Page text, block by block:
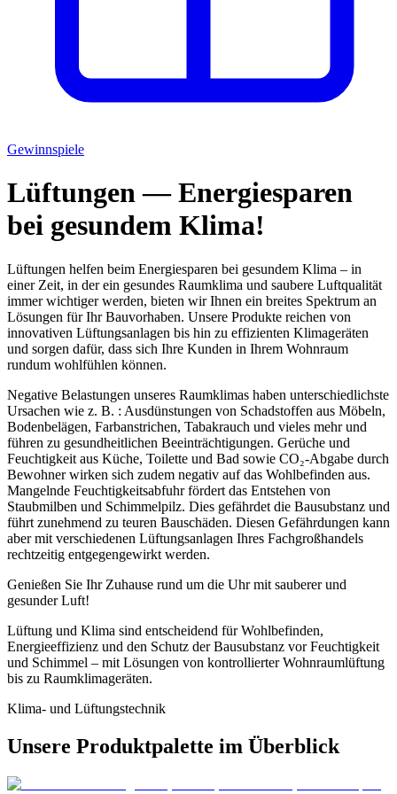
Gewinnspiele
Lüftungen — Energiesparen
bei gesundem Klima!
Lüftungen helfen beim Energiesparen bei gesundem Klima – in
einer Zeit, in der ein gesundes Raumklima und saubere Luftqualität
immer wichtiger werden, bieten wir Ihnen ein breites Spektrum an
Lösungen für Ihr Bauvorhaben. Unsere Produkte reichen von
innovativen Lüftungsanlagen bis hin zu effizienten Klimageräten
und sorgen dafür, dass sich Ihre Kunden in Ihrem Wohnraum
rundum wohlfühlen können.
Negative Belastungen unseres Raumklimas haben unterschiedlichste
Ursachen wie z. B. : Ausdünstungen von Schadstoffen aus Möbeln,
Bodenbelägen, Farbanstrichen, Tabakrauch und vieles mehr und
führen zu gesundheitlichen Beeinträchtigungen. Gerüche und
Feuchtigkeit aus Küche, Toilette und Bad sowie CO₂-Abgabe durch
Bewohner wirken sich zudem negativ auf das Wohlbefinden aus.
Mangelnde Feuchtigkeitsabfuhr fördert das Entstehen von
Staubmilben und Schimmelpilz. Dies gefährdet die Bausubstanz und
führt zunehmend zu teuren Bauschäden. Diesen Gefährdungen kann
aber mit verschiedenen Lüftungsanlagen Ihres Fachgroßhandels
rechtzeitig entgegengewirkt werden.
Genießen Sie Ihr Zuhause rund um die Uhr mit sauberer und
gesunder Luft!
Lüftung und Klima sind entscheidend für Wohlbefinden,
Energieeffizienz und den Schutz der Bausubstanz vor Feuchtigkeit
und Schimmel – mit Lösungen von kontrollierter Wohnraumlüftung
bis zu Raumklimageräten.
Klima- und Lüftungstechnik
Unsere Produktpalette im Überblick